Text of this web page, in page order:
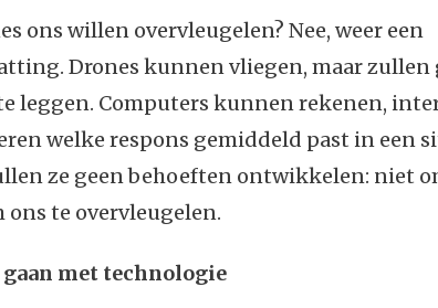
ons willen overvleugelen? Nee, weer een
Drones kunnen vliegen, maar zullen
leggen. Computers kunnen rekenen,
welke respons gemiddeld past in een
ze geen behoeften ontwikkelen: niet
te overvleugelen.
gaan met technologie